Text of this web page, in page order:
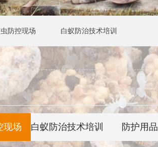
防控现场 白蚁防治技术培训
现场 白蚁防治技术培训 防护用品